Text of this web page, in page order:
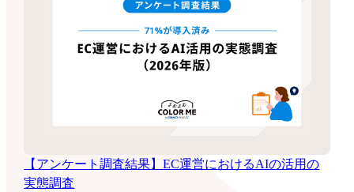
【アンケート調査結果】EC運営におけるAIの活用の
実態調査